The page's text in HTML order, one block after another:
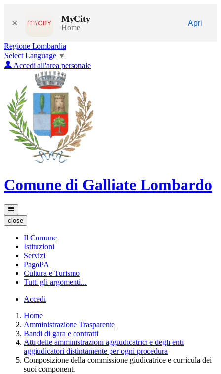
× MyCity
Home
Apri
Regione Lombardia
Select Language ▼
Accedi all'area personale
Comune di Galliate Lombardo
close
Il Comune
Istituzioni
Servizi
PagoPA
Cultura e Turismo
Tutti gli argomenti...
Accedi
Home
Amministrazione Trasparente
Bandi di gara e contratti
Atti delle amministrazioni aggiudicatrici e degli enti
aggiudicatori distintamente per ogni procedura
Composizione della commissione giudicatrice e curricula dei
suoi componenti